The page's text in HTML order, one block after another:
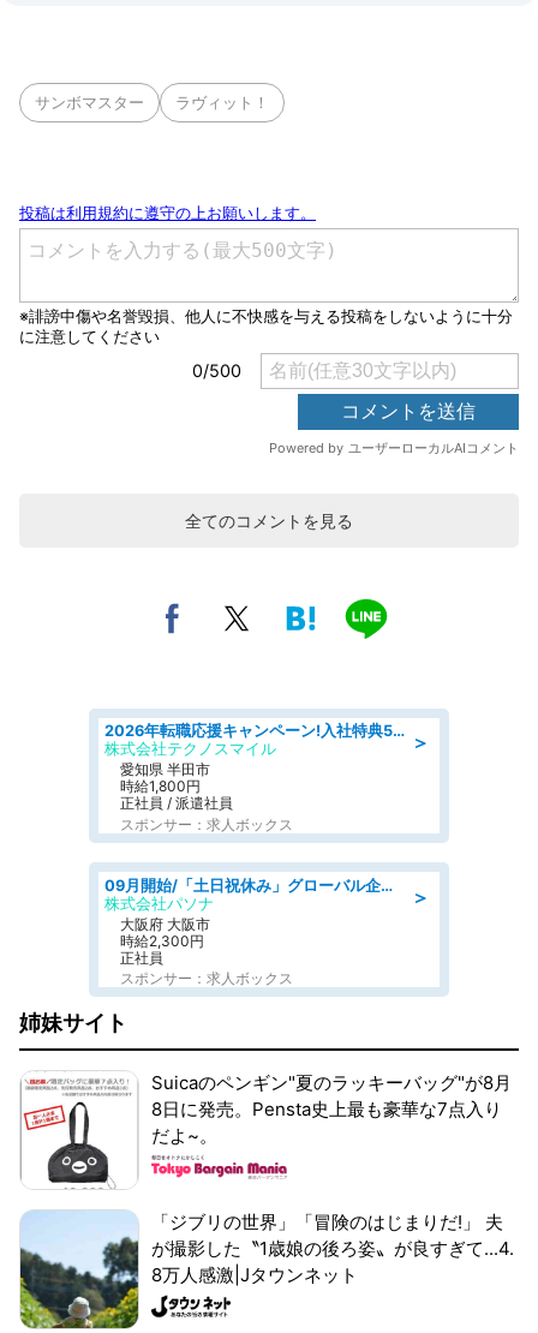
サンボマスター ラヴィット！
全てのコメントを見る
＞
2026年転職応援キャンペーン!入社特典58万円/デンソーで働こう!自動車工場で小型部品の検査業務 denso aichi
株式会社テクノスマイル
愛知県 半田市
時給1,800円
正社員 / 派遣社員
スポンサー：求人ボックス
＞
09月開始/「土日祝休み」グローバル企業での産業保健のお仕事/保健師/高時給/残業なし/服装自由
株式会社パソナ
大阪府 大阪市
時給2,300円
正社員
スポンサー：求人ボックス
姉妹サイト
Suicaのペンギン"夏のラッキーバッグ"が8月
8日に発売。Pensta史上最も豪華な7点入り
だよ~。
「ジブリの世界」「冒険のはじまりだ!」 夫
が撮影した〝1歳娘の後ろ姿〟が良すぎて...4.
8万人感激|Jタウンネット